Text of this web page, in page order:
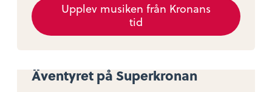
Upplev musiken från Kronans
tid
Äventyret på Superkronan